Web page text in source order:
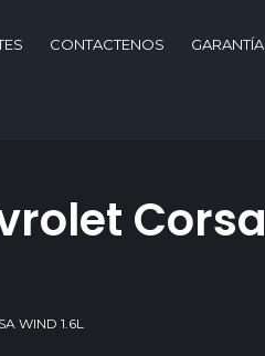
CONTACTENOS GARANTÍA
Corsa
WIND 1.6L